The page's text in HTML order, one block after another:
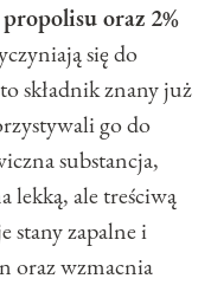
oraz 2%
się do
składnik znany już
go do
substancja,
lekką, ale treściwą
stany zapalne i
oraz wzmacnia